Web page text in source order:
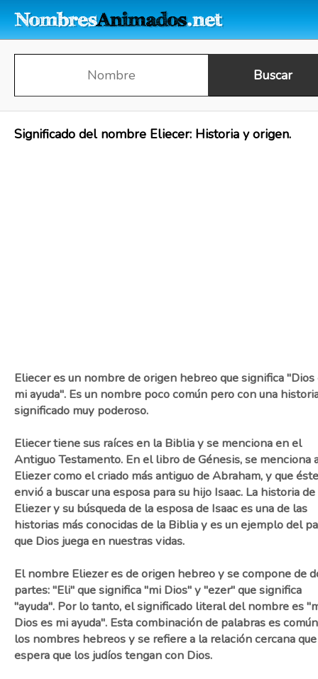
Significado del nombre Eliecer: Historia y origen.
Eliecer es un nombre de origen hebreo que significa "Dios
mi ayuda". Es un nombre poco común pero con una
significado muy poderoso.
Eliecer tiene sus raíces en la Biblia y se menciona en el
Antiguo Testamento. En el libro de Génesis, se menciona
Eliezer como el criado más antiguo de Abraham, y que
envió a buscar una esposa para su hijo Isaac. La historia de
Eliezer y su búsqueda de la esposa de Isaac es una de las
historias más conocidas de la Biblia y es un ejemplo del
que Dios juega en nuestras vidas.
El nombre Eliezer es de origen hebreo y se compone de
partes: "Eli" que significa "mi Dios" y "ezer" que significa
"ayuda". Por lo tanto, el significado literal del nombre es
Dios es mi ayuda". Esta combinación de palabras es
los nombres hebreos y se refiere a la relación cercana
espera que los judíos tengan con Dios.